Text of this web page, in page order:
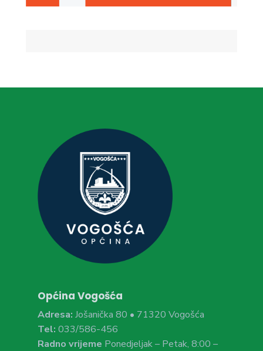
Općina Vogošća
Adresa: Jošanička 80 • 71320 Vogošća
Tel: 033/586-456
Radno vrijeme Ponedjeljak – Petak, 8:00 –